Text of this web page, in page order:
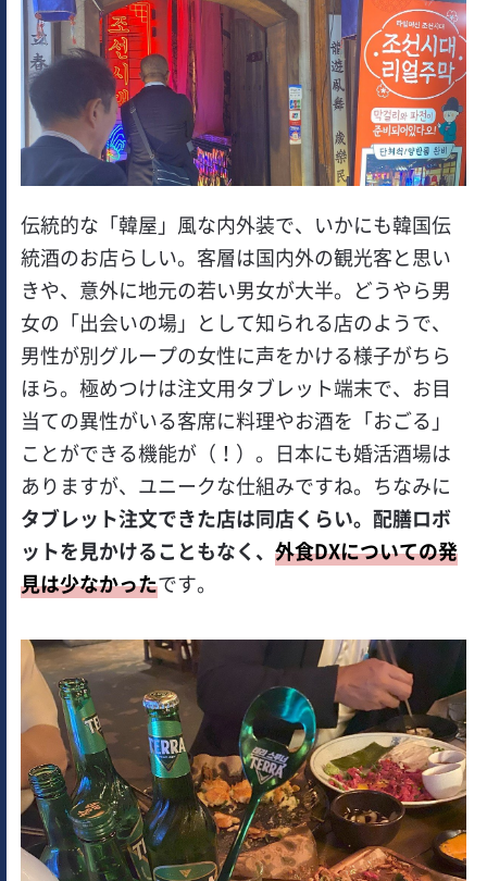
伝統的な「韓屋」風な内外装で、いかにも韓国伝
統酒のお店らしい。客層は国内外の観光客と思い
きや、意外に地元の若い男女が大半。どうやら男
女の「出会いの場」として知られる店のようで、
男性が別グループの女性に声をかける様子がちら
ほら。極めつけは注文用タブレット端末で、お目
当ての異性がいる客席に料理やお酒を「おごる」
ことができる機能が（！）。日本にも婚活酒場は
ありますが、ユニークな仕組みですね。ちなみに
タブレット注文できた店は同店くらい。配膳ロボ
ットを見かけることもなく、外食DXについての発
見は少なかったです。